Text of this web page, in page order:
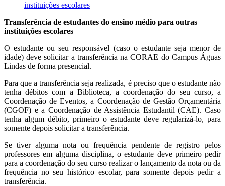
instituições escolares
Transferência de estudantes do ensino médio para outras
instituições escolares
O estudante ou seu responsável (caso o estudante seja menor de
idade) deve solicitar a transferência na CORAE do Campus Águas
Lindas de forma presencial.
Para que a transferência seja realizada, é preciso que o estudante não
tenha débitos com a Biblioteca, a coordenação do seu curso, a
Coordenação de Eventos, a Coordenação de Gestão Orçamentária
(CGOF) e a Coordenação de Assistência Estudantil (CAE). Caso
tenha algum débito, primeiro o estudante deve regularizá-lo, para
somente depois solicitar a transferência.
Se tiver alguma nota ou frequência pendente de registro pelos
professores em alguma disciplina, o estudante deve primeiro pedir
para a coordenação do seu curso realizar o lançamento da nota ou da
frequência no seu histórico escolar, para somente depois pedir a
transferência.